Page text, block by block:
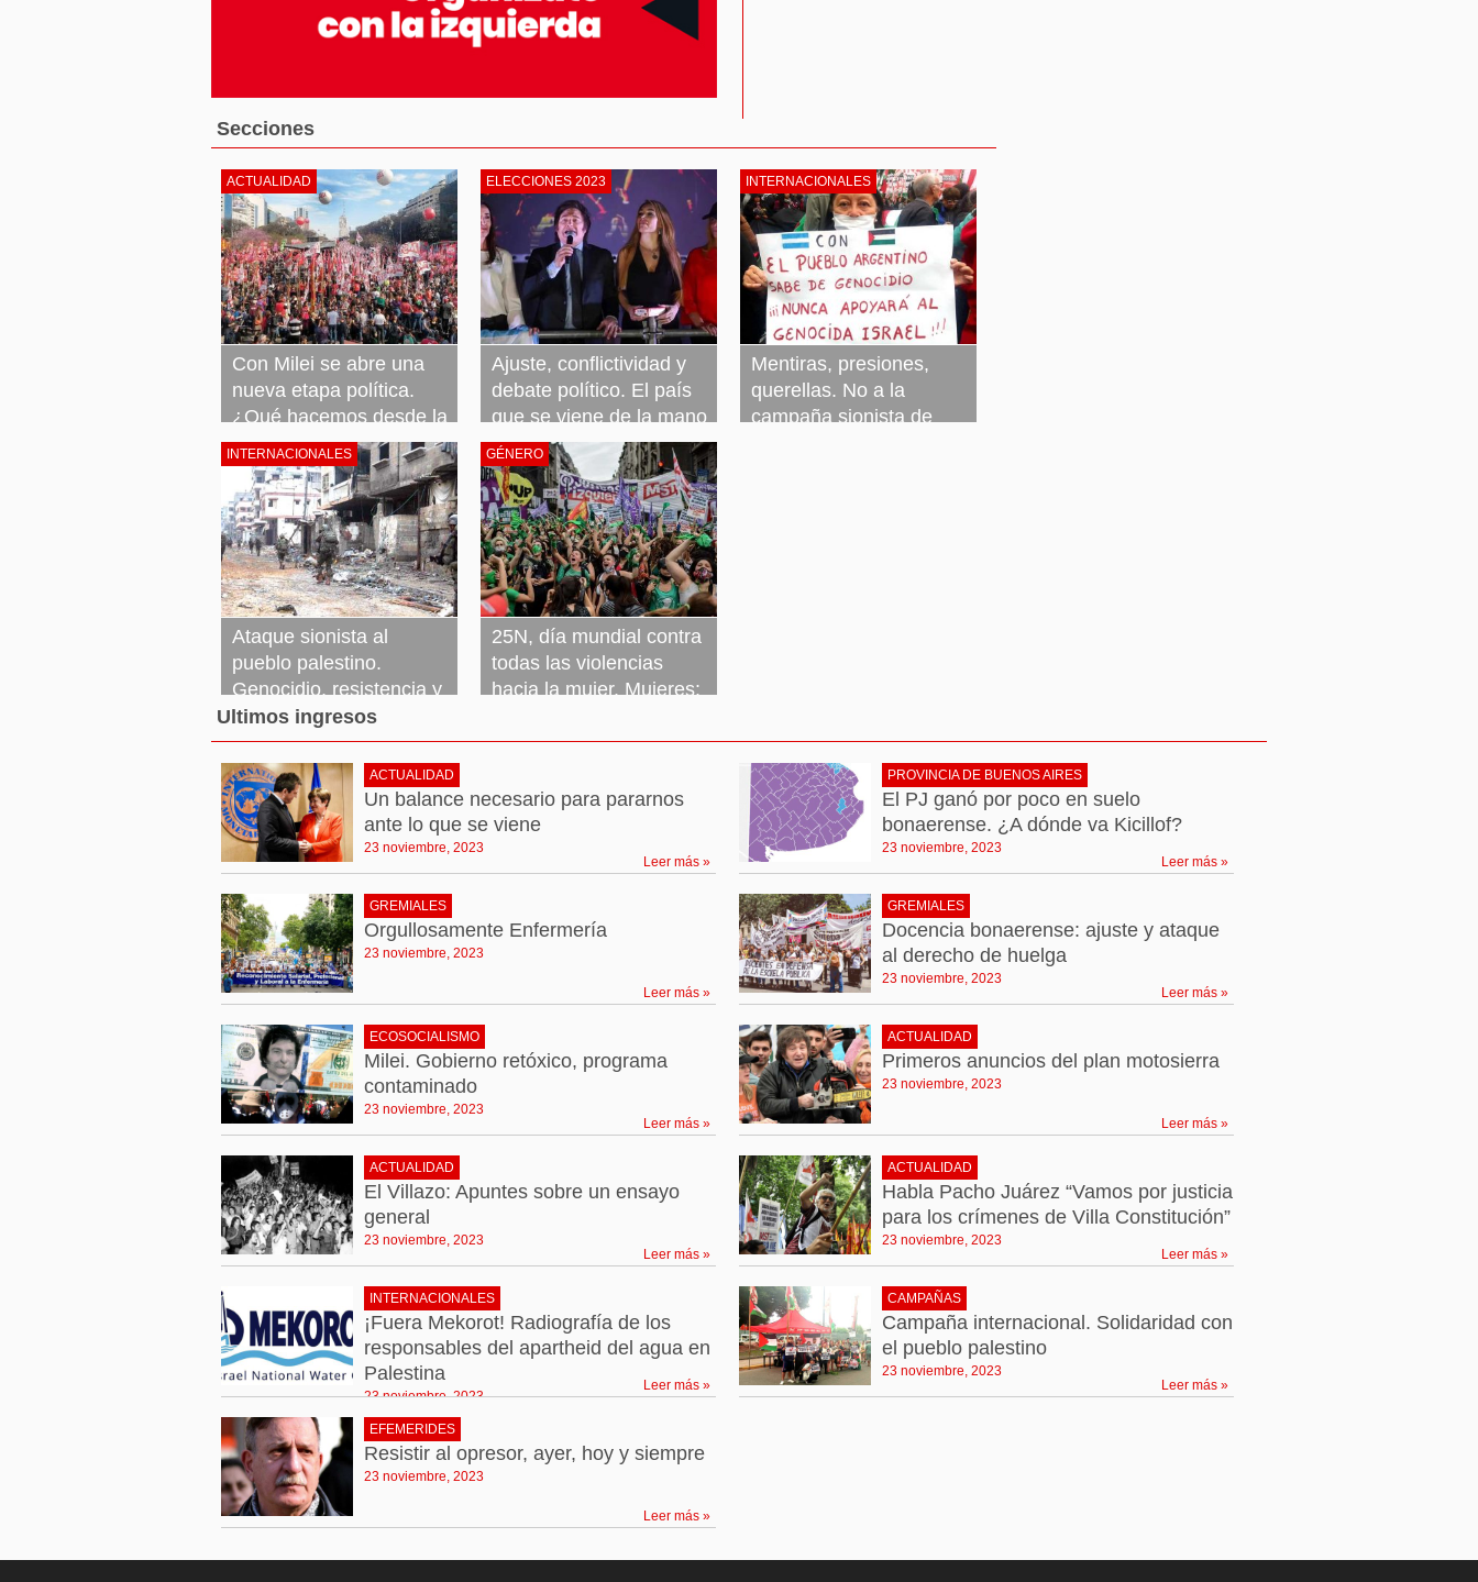
Secciones
ACTUALIDAD
Con Milei se abre una
nueva etapa política.
¿Qué hacemos desde la
izquierda?
23 noviembre, 2023 Leer más »
ELECCIONES 2023
Ajuste, conflictividad y
debate político. El país
que se viene de la mano
de Milei
23 noviembre, 2023 Leer más »
INTERNACIONALES
Mentiras, presiones,
querellas. No a la
campaña sionista de
INTERNACIONALES
Ataque sionista al
pueblo palestino.
Genocidio, resistencia y
tregua
GÉNERO
25N, día mundial contra
todas las violencias
hacia la mujer. Mujeres:
un ajuste más
Ultimos ingresos
ACTUALIDAD
Un balance necesario para pararnos
ante lo que se viene
23 noviembre, 2023
Leer más »
PROVINCIA DE BUENOS AIRES
El PJ ganó por poco en suelo
bonaerense. ¿A dónde va Kicillof?
23 noviembre, 2023
Leer más »
GREMIALES
Orgullosamente Enfermería
23 noviembre, 2023
Leer más »
GREMIALES
Docencia bonaerense: ajuste y ataque
al derecho de huelga
23 noviembre, 2023
Leer más »
ECOSOCIALISMO
Milei. Gobierno retóxico, programa
contaminado
23 noviembre, 2023
Leer más »
ACTUALIDAD
Primeros anuncios del plan motosierra
23 noviembre, 2023
Leer más »
ACTUALIDAD
El Villazo: Apuntes sobre un ensayo
general
23 noviembre, 2023
Leer más »
ACTUALIDAD
Habla Pacho Juárez “Vamos por justicia
para los crímenes de Villa Constitución”
23 noviembre, 2023
Leer más »
INTERNACIONALES
¡Fuera Mekorot! Radiografía de los
responsables del apartheid del agua en
Palestina
23 noviembre, 2023
Leer más »
CAMPAÑAS
Campaña internacional. Solidaridad con
el pueblo palestino
23 noviembre, 2023
Leer más »
EFEMERIDES
Resistir al opresor, ayer, hoy y siempre
23 noviembre, 2023
Leer más »